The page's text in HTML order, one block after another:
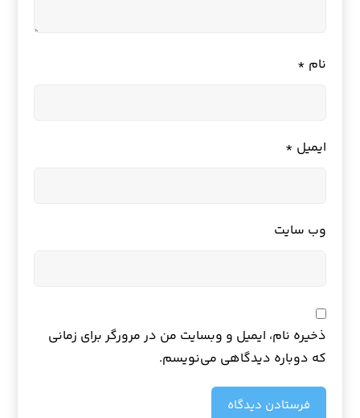
نام *
ایمیل *
وب‌ سایت
ذخیره نام، ایمیل و وبسایت من در مرورگر برای زمانی
که دوباره دیدگاهی می‌نویسم.
فرستادن دیدگاه